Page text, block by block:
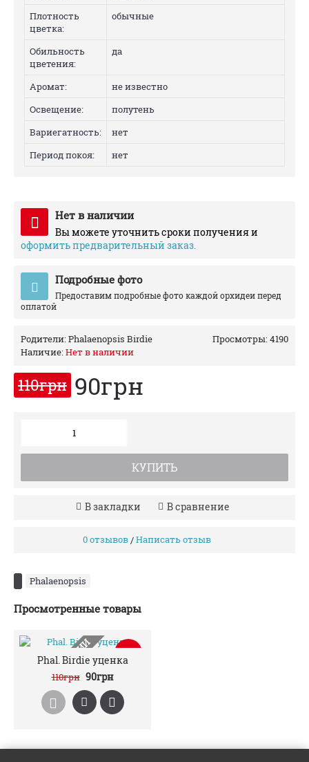
Плотность
цветка:
обычные
Обильность
цветения:
да
Аромат:
не известно
Освещение:
полутень
Вариегатность:
нет
Период покоя:
нет
Нет в наличии
Вы можете уточнить сроки получения и
оформить предварительный заказ.
Подробные фото
Предоставим подробные фото каждой орхидеи перед
оплатой
Просмотры: 4190
Родители:Phalaenopsis Birdie
Наличие:Нет в наличии
110грн 90грн
КУПИТЬ
В закладки В сравнение
0 отзывов/Написать отзыв
Phalaenopsis
Просмотренные товары
НЕТ В НАЛИЧИИ
Phal. Birdie уценка
110грн 90грн